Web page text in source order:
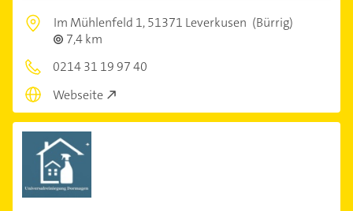
Im Mühlenfeld 1,51371 Leverkusen (Bürrig)
7,4 km
0214 31 19 97 40
Webseite